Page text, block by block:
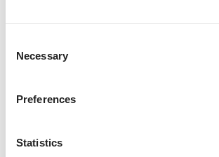
Selection
Necessary
Preferences
Statistics
beschikbaar voor Vilnius?
vanuit Nederland
vanuit Nederland naar
pakketten staat momenteel enkel